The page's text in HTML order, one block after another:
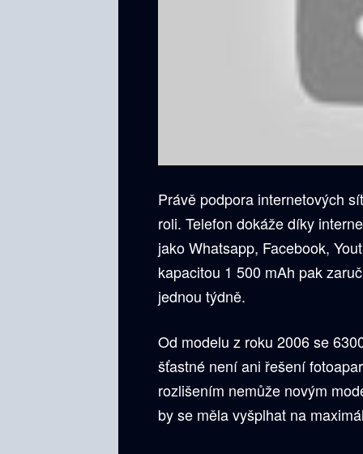
Právě podpora internetových
roli. Telefon dokáže díky
jako Whatsapp, Facebook,
kapacitou 1 500 mAh pak
jednou týdně.
Od modelu z roku 2006 se
šťastné není ani řešení
rozlišením nemůže novým
by se měla vyšplhat na